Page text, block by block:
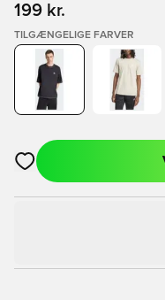
199 kr.
TILGÆNGELIGE FARVER
Åbner en Modal til at